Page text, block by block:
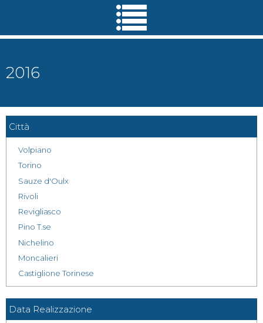
Salta al
contenuto
principale
2016
Città
Volpiano
Torino
Sauze d'Oulx
Rivoli
Revigliasco
Pino T.se
Nichelino
Moncalieri
Castiglione Torinese
Data Realizzazione